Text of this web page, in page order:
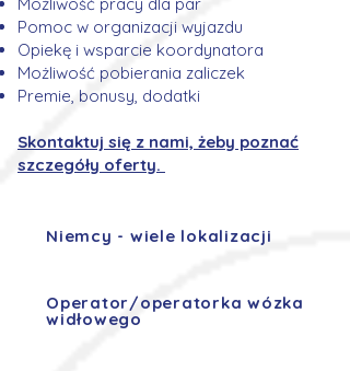
Pomoc w organizacji wyjazdu
Opiekę i wsparcie koordynatora
Możliwość pobierania zaliczek
Premie, bonusy, dodatki
Skontaktuj się z nami, żeby poznać
szczegóły oferty.
Niemcy - wiele lokalizacji
Operator/operatorka wózka
widłowego